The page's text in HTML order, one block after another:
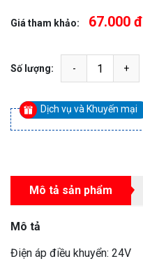
Giá tham khảo: 67.000 đ
Số lượng:
Dịch vụ và Khuyến mại
Mô tả sản phẩm
Mô tả
Điện áp điều khuyển: 24V